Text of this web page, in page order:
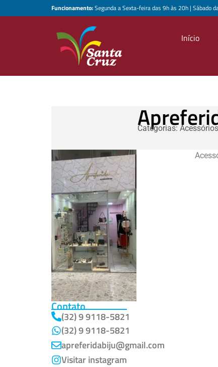
Funcionamento:Segunda a Sexta-feira das 9h às 20h | Sábado
Início
Categorias:Acessórios
Contato
(32) 9 9118-5821
(32) 9 9118-5821
apreferidabiju@gmail.com
Visitar instagram